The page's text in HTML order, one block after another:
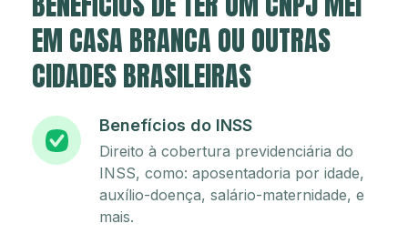
EM CASA BRANCA OU OUTRAS
CIDADES BRASILEIRAS
Benefícios do INSS
Direito à cobertura previdenciária do
INSS, como: aposentadoria por idade,
auxílio-doença, salário-maternidade, e
mais.